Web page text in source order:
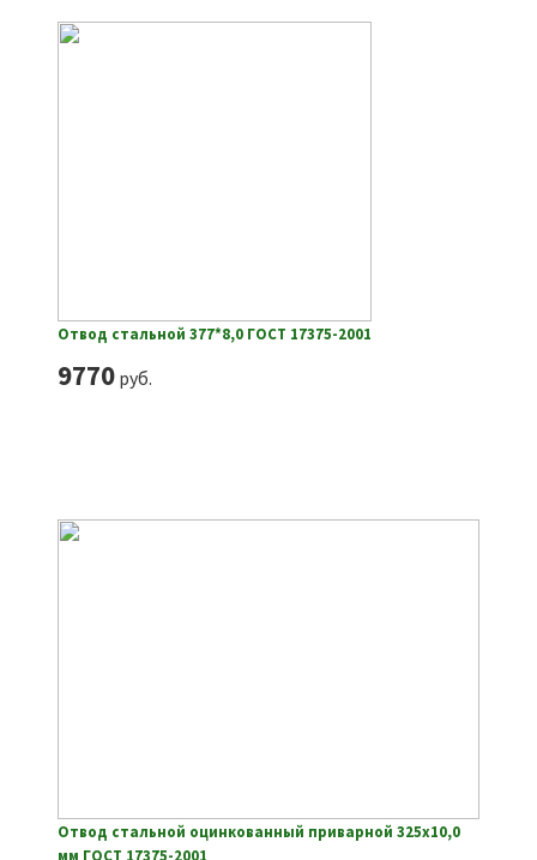
Отвод стальной 377*8,0 ГОСТ 17375-2001
9770руб.
Отвод стальной оцинкованный приварной 325х10,0
мм ГОСТ 17375-2001